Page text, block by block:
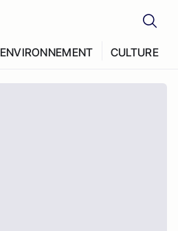
ENVIRONNEMENT CULTURE